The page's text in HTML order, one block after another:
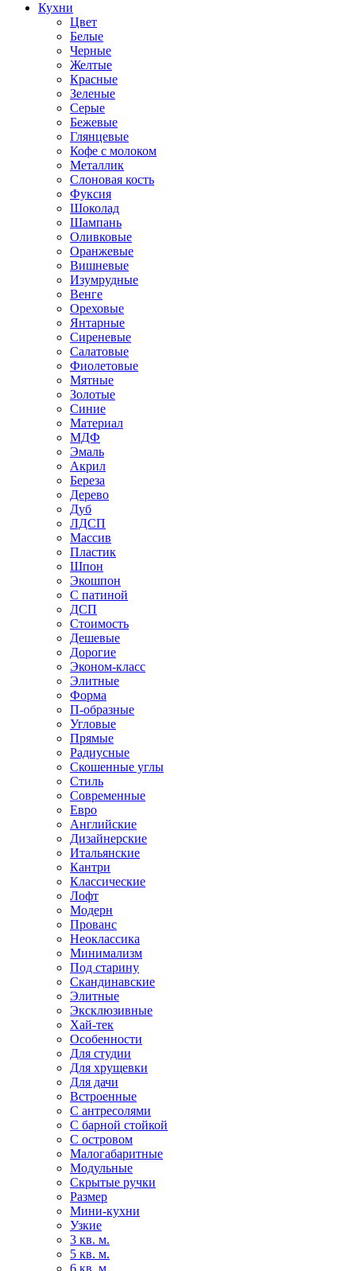
Кухни
Цвет
Белые
Черные
Желтые
Красные
Зеленые
Серые
Бежевые
Глянцевые
Кофе с молоком
Металлик
Слоновая кость
Фуксия
Шоколад
Шампань
Оливковые
Оранжевые
Вишневые
Изумрудные
Венге
Ореховые
Янтарные
Сиреневые
Салатовые
Фиолетовые
Мятные
Золотые
Синие
Материал
МДФ
Эмаль
Акрил
Береза
Дерево
Дуб
ЛДСП
Массив
Пластик
Шпон
Экошпон
С патиной
ДСП
Стоимость
Дешевые
Дорогие
Эконом-класс
Элитные
Форма
П-образные
Угловые
Прямые
Радиусные
Скошенные углы
Стиль
Современные
Евро
Английские
Дизайнерские
Итальянские
Кантри
Классические
Лофт
Модерн
Прованс
Неоклассика
Минимализм
Под старину
Скандинавские
Элитные
Эксклюзивные
Хай-тек
Особенности
Для студии
Для хрущевки
Для дачи
Встроенные
С антресолями
С барной стойкой
С островом
Малогабаритные
Модульные
Скрытые ручки
Размер
Мини-кухни
Узкие
3 кв. м.
5 кв. м.
6 кв. м.